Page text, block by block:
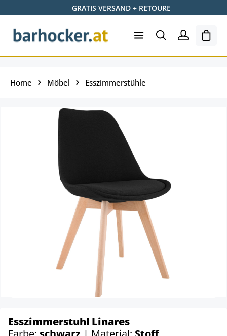
Zum Hauptinhalt springenGRATIS VERSAND + RETOURE
Home Möbel Esszimmerstühle
Esszimmerstuhl Linares